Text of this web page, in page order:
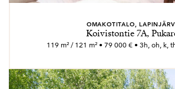
OMAKOTITALO,
Koivistontie 7A,
119 m² / 121 m² • 79 000 € • 3h, oh, k,